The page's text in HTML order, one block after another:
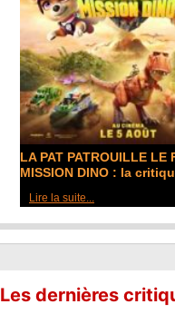
LA PAT PATROUILLE LE
MISSION DINO : la
Lire la suite...
Les dernières